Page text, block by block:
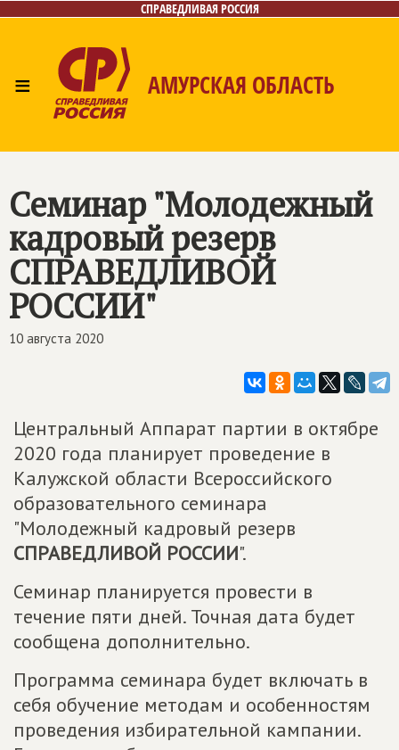
СПРАВЕДЛИВАЯ РОССИЯ
≡ АМУРСКАЯ ОБЛАСТЬ
Контакты
Семинар "Молодежный
кадровый резерв
СПРАВЕДЛИВОЙ
РОССИИ"
10 августа 2020
Центральный Аппарат партии в октябре
2020 года планирует проведение в
Калужской области Всероссийского
образовательного семинара
"Молодежный кадровый резерв
СПРАВЕДЛИВОЙ РОССИИ".
Семинар планируется провести в
течение пяти дней. Точная дата будет
сообщена дополнительно.
Программа семинара будет включать в
себя обучение методам и особенностям
проведения избирательной кампании.